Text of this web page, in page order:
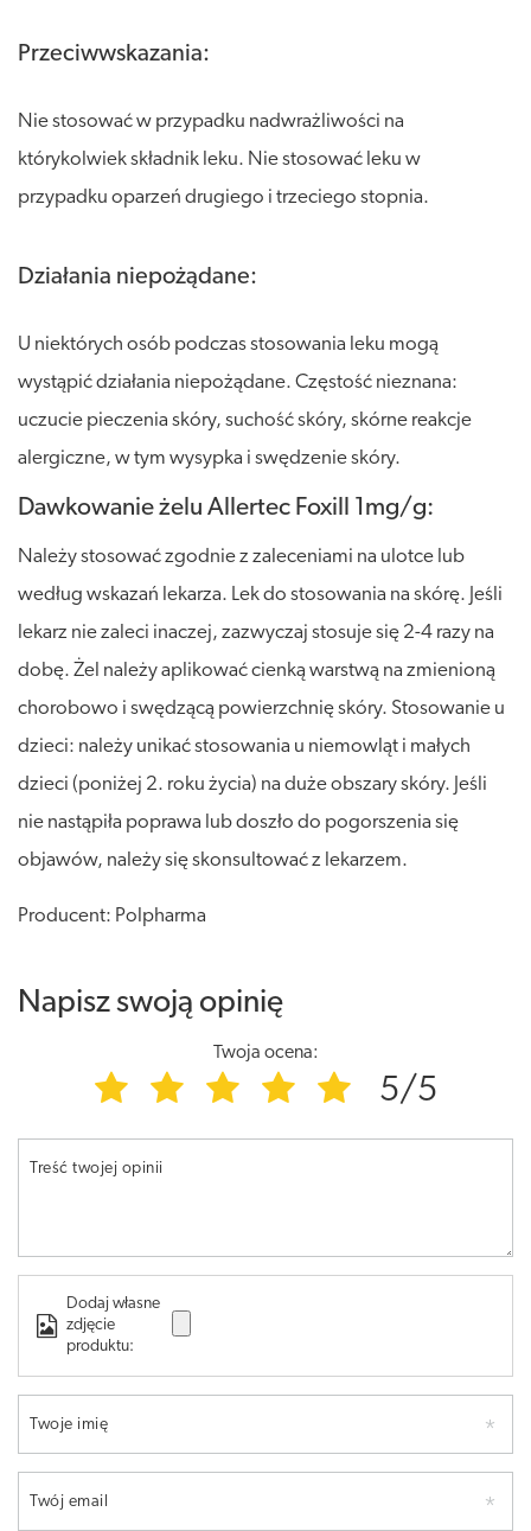
Przeciwwskazania:
Nie stosować w przypadku nadwrażliwości na
którykolwiek składnik leku. Nie stosować leku w
przypadku oparzeń drugiego i trzeciego stopnia.
Działania niepożądane:
U niektórych osób podczas stosowania leku mogą
wystąpić działania niepożądane. Częstość nieznana:
uczucie pieczenia skóry, suchość skóry, skórne reakcje
alergiczne, w tym wysypka i swędzenie skóry.
Dawkowanie żelu Allertec Foxill 1mg/g:
Należy stosować zgodnie z zaleceniami na ulotce lub
według wskazań lekarza. Lek do stosowania na skórę. Jeśli
lekarz nie zaleci inaczej, zazwyczaj stosuje się 2-4 razy na
dobę. Żel należy aplikować cienką warstwą na zmienioną
chorobowo i swędzącą powierzchnię skóry. Stosowanie u
dzieci: należy unikać stosowania u niemowląt i małych
dzieci (poniżej 2. roku życia) na duże obszary skóry. Jeśli
nie nastąpiła poprawa lub doszło do pogorszenia się
objawów, należy się skonsultować z lekarzem.
Producent: Polpharma
Napisz swoją opinię
Twoja ocena:
5/5
Treść twojej opinii
Dodaj własne
zdjęcie
produktu:
Twoje imię
Twój email